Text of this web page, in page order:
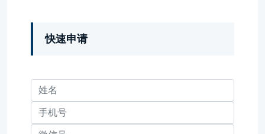
快速申请